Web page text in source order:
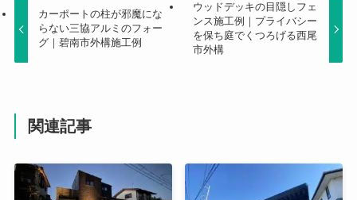
カーポートの柱が邪魔にな
らない三協アルミのフォー
グ｜碧南市外構施工例
ウッドデッキの目隠しフェ
ンス施工例｜プライバシー
を保ち庭でくつろげる西尾
市外構
関連記事